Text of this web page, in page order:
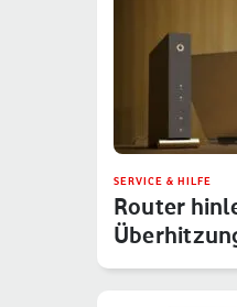
SERVICE & HILFE
Router
Du das